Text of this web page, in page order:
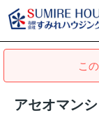
こ
アセオマン